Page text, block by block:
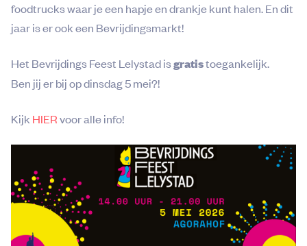
foodtrucks waar je een hapje en drankje kunt halen. En dit
jaar is er ook een Bevrijdingsmarkt!
Het Bevrijdings Feest Lelystad isgratistoegankelijk.
Ben jij er bij op dinsdag 5 mei?!
Kijk HIERvoor alle info!